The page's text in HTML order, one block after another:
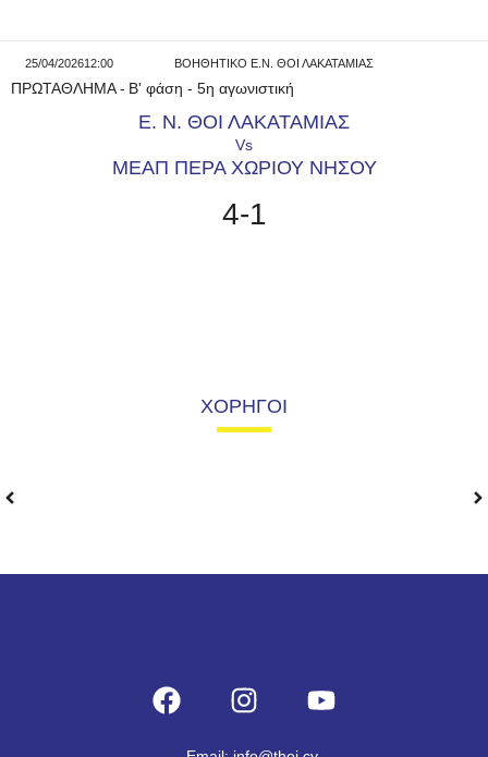
25/04/202612:00 ΒΟΗΘΗΤΙΚΟ Ε.Ν. ΘΟΙ ΛΑΚΑΤΑΜΙΑΣ
ΠΡΩΤΑΘΛΗΜΑ- B' φάση - 5η αγωνιστική
Ε. Ν. ΘΟΙ ΛΑΚΑΤΑΜΙΑΣ
Vs
ΜΕΑΠ ΠΕΡΑ ΧΩΡΙΟΥ ΝΗΣΟΥ
4-1
ΧΟΡΗΓΟΙ